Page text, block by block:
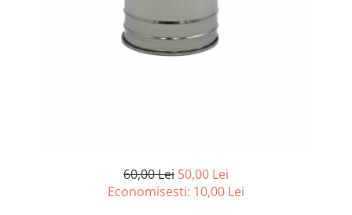
60,00 Lei 50,00 Lei
Economisesti: 10,00 Lei